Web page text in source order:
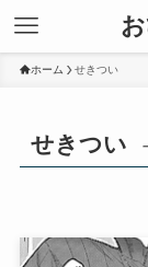
ホーム せきつい
せきつい